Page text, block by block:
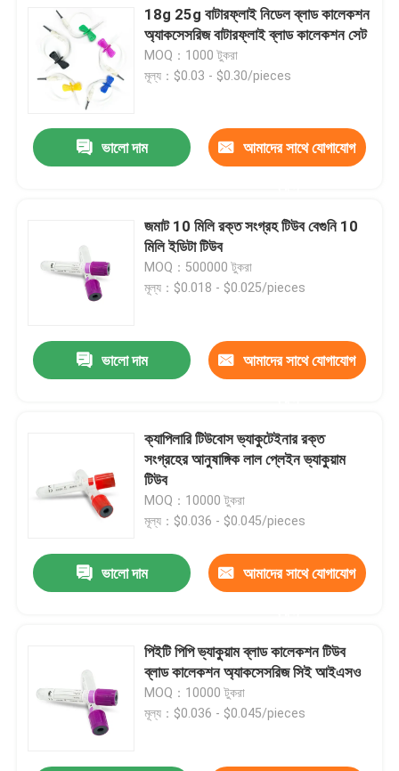
18g 25g বাটারফ্লাই নিডেল ব্লাড কালেকশন
অ্যাকসেসরিজ বাটারফ্লাই ব্লাড কালেকশন সেট
MOQ：1000 টুকরা
মূল্য：$0.03 - $0.30/pieces
ভালো দাম আমাদের সাথে যোগাযোগ
জমাট 10 মিলি রক্ত ​​সংগ্রহ টিউব বেগুনি 10
মিলি ইডিটা টিউব
MOQ：500000 টুকরা
মূল্য：$0.018 - $0.025/pieces
ভালো দাম আমাদের সাথে যোগাযোগ
ক্যাপিলারি টিউবোস ভ্যাকুটেইনার রক্ত ​​
সংগ্রহের আনুষাঙ্গিক লাল প্লেইন ভ্যাকুয়াম
টিউব
MOQ：10000 টুকরা
মূল্য：$0.036 - $0.045/pieces
ভালো দাম আমাদের সাথে যোগাযোগ
পিইটি পিপি ভ্যাকুয়াম ব্লাড কালেকশন টিউব
ব্লাড কালেকশন অ্যাকসেসরিজ সিই আইএসও
MOQ：10000 টুকরা
মূল্য：$0.036 - $0.045/pieces